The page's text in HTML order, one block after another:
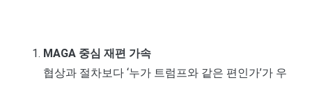
MAGA 중심 재편 가속
협상과 절차보다 ‘누가 트럼프와 같은 편인가’가 우